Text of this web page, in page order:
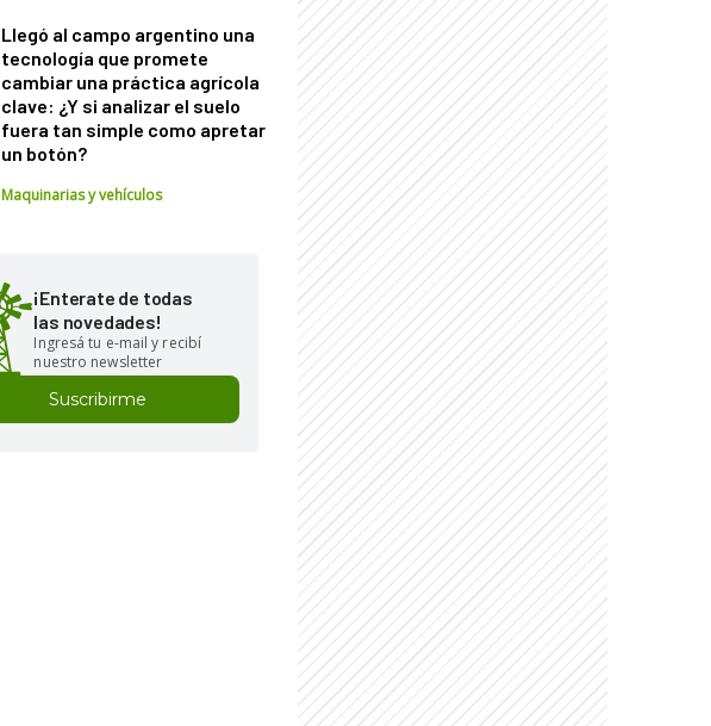
Llegó al campo argentino una
tecnología que promete
cambiar una práctica agrícola
clave: ¿Y si analizar el suelo
fuera tan simple como apretar
un botón?
Maquinarias y vehículos
¡Enterate de todas
las novedades!
Ingresá tu e-mail y recibí
nuestro newsletter
Suscribirme